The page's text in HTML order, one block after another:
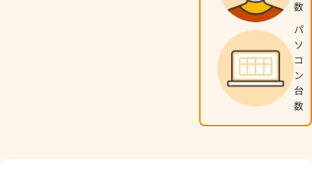
数
パ
ソ
コ
ン
台
数